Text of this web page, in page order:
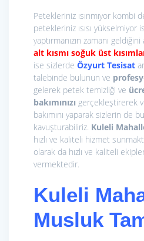
Petekleriniz ısınmıyor kombi
petekleriniz ısısı yükselmiyor
yaptırmanızın zamanı geldiğini
alt kısmı soğuk üst
ise sizlerde Özyurt Tesisat
talebinde bulunun ve
gelerek petek temizliği ve
bakımınızı gerçekleştirerek
bakımını yaparak sizlerin de
kavuşturabiliriz. Kuleli
hızlı ve kaliteli hizmet
olarak da hızlı ve kaliteli
vermektedir.
Kuleli
Musluk